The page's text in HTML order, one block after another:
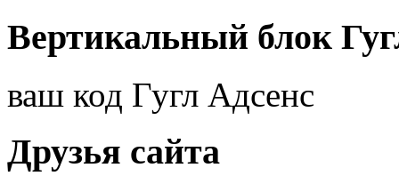
Вертикальный блок
ваш код Гугл Адсенс
Друзья сайта